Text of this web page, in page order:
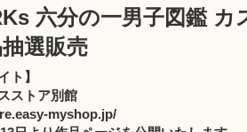
六分の一男子図鑑
選販売
ト】
ストア別館
myshop.jp/